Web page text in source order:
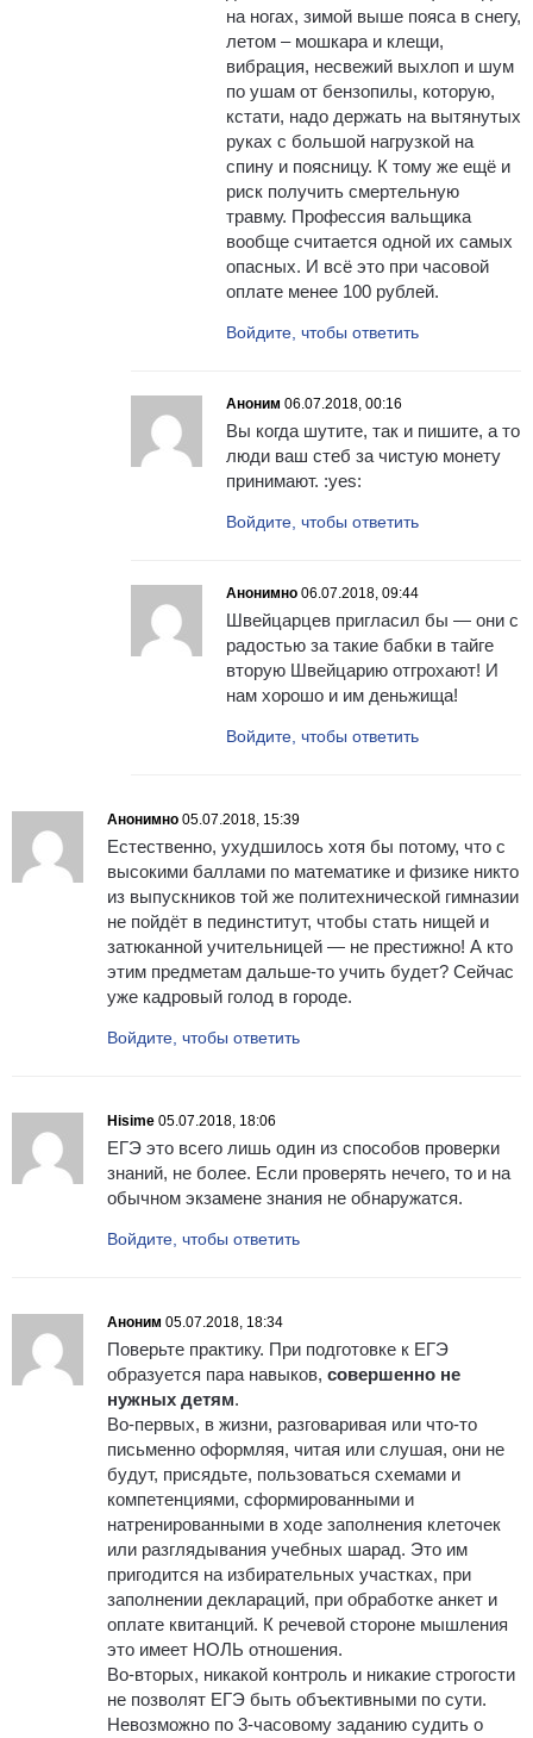
на ногах, зимой выше пояса в снегу,
летом – мошкара и клещи,
вибрация, несвежий выхлоп и шум
по ушам от бензопилы, которую,
кстати, надо держать на вытянутых
руках с большой нагрузкой на
спину и поясницу. К тому же ещё и
риск получить смертельную
травму. Профессия вальщика
вообще считается одной их самых
опасных. И всё это при часовой
оплате менее 100 рублей.
Войдите, чтобы ответить
Аноним 06.07.2018, 00:16
Вы когда шутите, так и пишите, а то
люди ваш стеб за чистую монету
принимают. :yes:
Войдите, чтобы ответить
Анонимно 06.07.2018, 09:44
Швейцарцев пригласил бы — они с
радостью за такие бабки в тайге
вторую Швейцарию отгрохают! И
нам хорошо и им деньжища!
Войдите, чтобы ответить
Анонимно 05.07.2018, 15:39
Естественно, ухудшилось хотя бы потому, что с
высокими баллами по математике и физике никто
из выпускников той же политехнической гимназии
не пойдёт в пединститут, чтобы стать нищей и
затюканной учительницей — не престижно! А кто
этим предметам дальше-то учить будет? Сейчас
уже кадровый голод в городе.
Войдите, чтобы ответить
Hisime 05.07.2018, 18:06
ЕГЭ это всего лишь один из способов проверки
знаний, не более. Если проверять нечего, то и на
обычном экзамене знания не обнаружатся.
Войдите, чтобы ответить
Аноним 05.07.2018, 18:34
Поверьте практику. При подготовке к ЕГЭ
образуется пара навыков, совершенно не
нужных детям.
Во-первых, в жизни, разговаривая или что-то
письменно оформляя, читая или слушая, они не
будут, присядьте, пользоваться схемами и
компетенциями, сформированными и
натренированными в ходе заполнения клеточек
или разглядывания учебных шарад. Это им
пригодится на избирательных участках, при
заполнении деклараций, при обработке анкет и
оплате квитанций. К речевой стороне мышления
это имеет НОЛЬ отношения.
Во-вторых, никакой контроль и никакие строгости
не позволят ЕГЭ быть объективными по сути.
Невозможно по 3-часовому заданию судить о